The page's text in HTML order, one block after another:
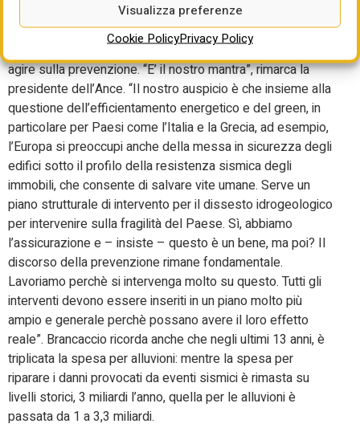
Visualizza preferenze
Cookie PolicyPrivacy Policy
Ma, per Brancaccio, non ci si può limitare alla questione
delle polizze anticatastrofali – per quanto importanti
queste siano – ma la vera sfida rimane sempre quella di
agire sulla prevenzione. “E’ il nostro mantra”, rimarca la
presidente dell’Ance. “Il nostro auspicio è che insieme alla
questione dell’efficientamento energetico e del green, in
particolare per Paesi come l’Italia e la Grecia, ad esempio,
l’Europa si preoccupi anche della messa in sicurezza degli
edifici sotto il profilo della resistenza sismica degli
immobili, che consente di salvare vite umane. Serve un
piano strutturale di intervento per il dissesto idrogeologico
per intervenire sulla fragilità del Paese. Sì, abbiamo
l’assicurazione e – insiste – questo è un bene, ma poi? Il
discorso della prevenzione rimane fondamentale.
Lavoriamo perchè si intervenga molto su questo. Tutti gli
interventi devono essere inseriti in un piano molto più
ampio e generale perchè possano avere il loro effetto
reale”. Brancaccio ricorda anche che negli ultimi 13 anni, è
triplicata la spesa per alluvioni: mentre la spesa per
riparare i danni provocati da eventi sismici è rimasta su
livelli storici, 3 miliardi l’anno, quella per le alluvioni è
passata da 1 a 3,3 miliardi.